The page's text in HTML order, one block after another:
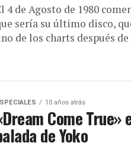
4 de Agosto de 1980
sería su último disco,
de los charts después de
10 años atrás
Come True»
de Yoko